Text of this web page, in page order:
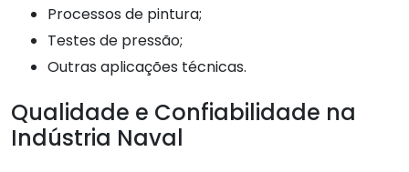
Processos de pintura;
Testes de pressão;
Outras aplicações técnicas.
Qualidade e Confiabilidade na
Indústria Naval